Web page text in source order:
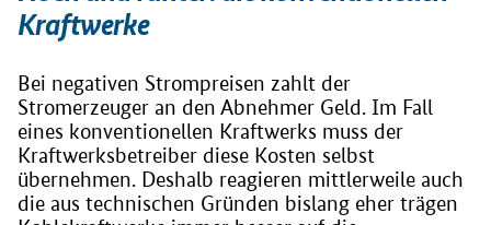
Kraftwerke
Bei negativen Strompreisen zahlt der
Stromerzeuger an den Abnehmer Geld. Im Fall
eines konventionellen Kraftwerks muss der
Kraftwerksbetreiber diese Kosten selbst
übernehmen. Deshalb reagieren mittlerweile auch
die aus technischen Gründen bislang eher trägen